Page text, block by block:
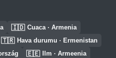
🇮🇩 Cuaca · Armenia
🇹🇷 Hava durumu · Ermenistan
🇪🇪 Ilm · Armeenia